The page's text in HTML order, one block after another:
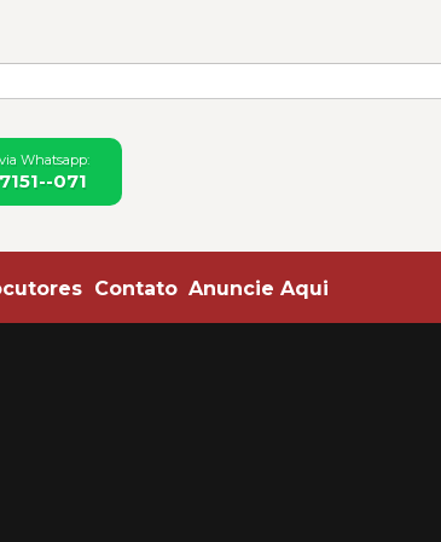
Mirim e Região
Whatsapp:
071
Contato Anuncie Aqui